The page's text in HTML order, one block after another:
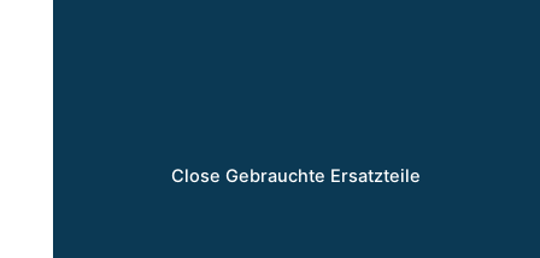
Close Gebrauchte Ersatzteile